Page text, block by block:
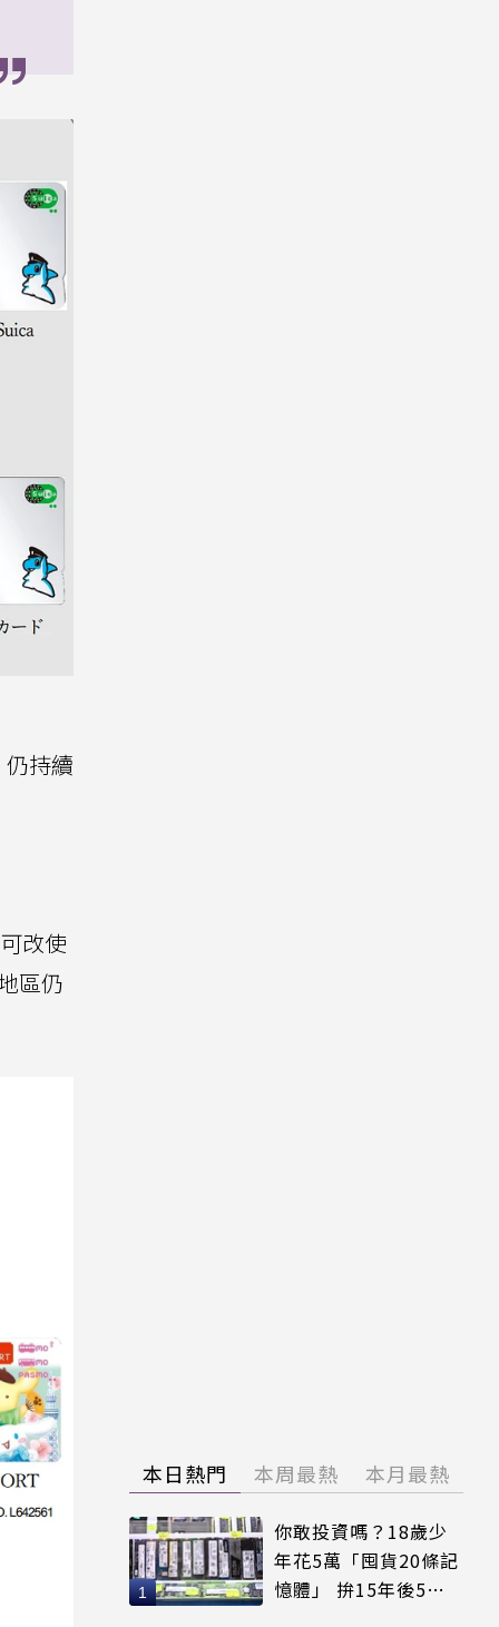
持續
改使
區仍
本日熱門 本周最熱 本月最熱
你敢投資嗎？18歲少
年花5萬「囤貨20條記
憶體」 拚15年後5倍